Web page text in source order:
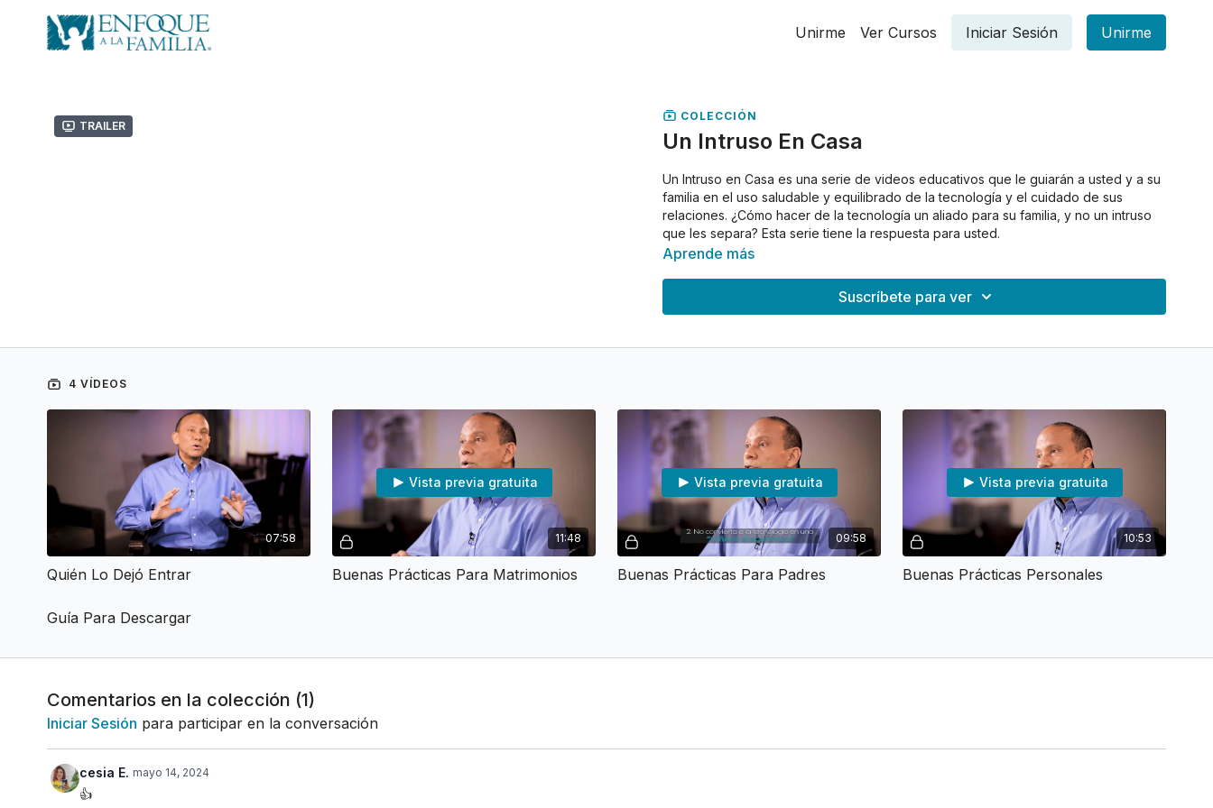
Unirme Ver Cursos Iniciar Sesión Unirme
Trailer
COLECCIÓN
Un Intruso En Casa
Un Intruso en Casa es una serie de videos educativos que le guiarán a usted y a su
familia en el uso saludable y equilibrado de la tecnología y el cuidado de sus
relaciones. ¿Cómo hacer de la tecnología un aliado para su familia, y no un intruso
que les separa? Esta serie tiene la respuesta para usted.
Aprende más
Suscríbete para ver
4 VÍDEOS
07:58
Quién Lo Dejó Entrar
11:48
Vista previa gratuita
Buenas Prácticas Para Matrimonios
09:58
Vista previa gratuita
Buenas Prácticas Para Padres
10:53
Vista previa gratuita
Buenas Prácticas Personales
Guía Para Descargar
Comentarios en la colección (1)
Iniciar Sesión para participar en la conversación
cesia E. mayo 14, 2024
👍